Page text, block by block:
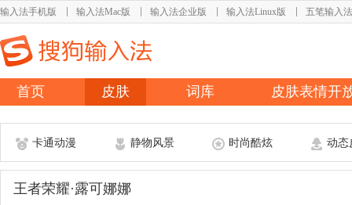
输入法手机版 输入法Mac版 输入法企业版 输入法Linux版 五笔输入法
首页 皮肤 词库 皮肤表情开
卡通动漫 静物风景 时尚酷炫 动态
王者荣耀·露可娜娜